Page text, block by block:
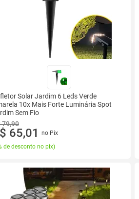
Solar Jardim 6 Leds Verde
10x Mais Forte Luminária Spot
Sem Fio
79,90
65,01
no Pix
de desconto no pix)